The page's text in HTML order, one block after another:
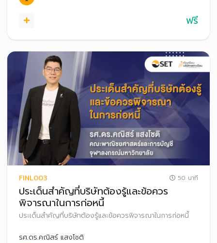
ฟรี
FINL003 50 นาที
ประเด็นสำคัญที่บริษัทต้องรู้และข้อควร
พิจารณาในการก่อหนี้
ประเด็นสำคัญที่บริษัทต้องรู้และข้อควรพิจารณาในการก่อหนี้
รศ.ดร.คณิสร์ แสงโชติ